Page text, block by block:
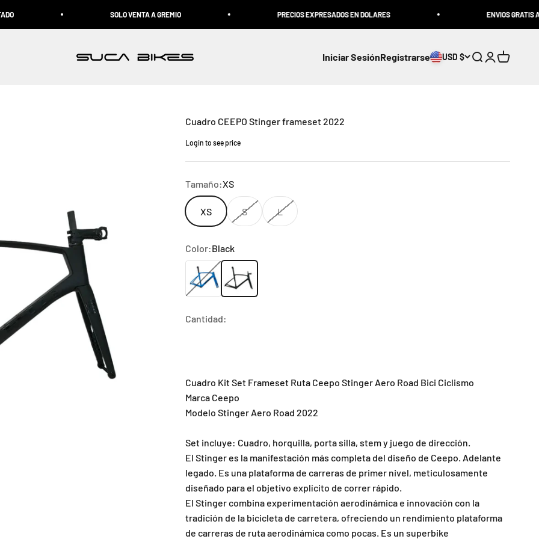
SOLO VENTA A GREMIO PRECIOS EXPRESADOS EN DOLARES ENVIOS GRATIS AL EXPRESO,
Suca Bikes Iniciar SesiónRegistrarse USD $ Abrir búsqueda
Abrir página
Abrir
Cuadro CEEPO Stinger frameset 2022
Precio de oferta
Login to see price
Tamaño:XS
XS S L
Color:Black
Blue/BlackBlack
Cantidad:
Cuadro Kit Set Frameset Ruta Ceepo Stinger Aero Road Bici Ciclismo
Marca Ceepo
Modelo Stinger Aero Road 2022
Set incluye: Cuadro, horquilla, porta silla, stem y juego de dirección.
El Stinger es la manifestación más completa del diseño de Ceepo. Adelante
legado. Es una plataforma de carreras de primer nivel, meticulosamente
diseñado para el objetivo explícito de correr rápido.
El Stinger combina experimentación aerodinámica e innovación con la
tradición de la bicicleta de carretera, ofreciendo un rendimiento plataforma
de carreras de ruta aerodinámica como pocas. Es un superbike